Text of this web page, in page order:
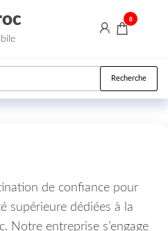
0
Recherche
de confiance pour
supérieure dédiées à la
Notre entreprise s’engage